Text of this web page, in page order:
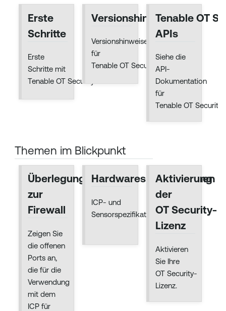
Erste
Schritte
Erste
Schritte mit
Tenable OT Security.
Versionshinweise
Versionshinweise
für
Tenable OT Security.
Tenable OT
APIs
Siehe die
API-
Dokumentation
für
Tenable OT Security.
Themen im Blickpunkt
Überlegungen
zur
Firewall
Zeigen Sie
die offenen
Ports an,
die für die
Verwendung
mit dem
ICP für
Hardwarespezifikationen
ICP- und
Sensorspezifikationen.
Aktivierung
der
OT Security-
Lizenz
Aktivieren
Sie Ihre
OT Security-
Lizenz.